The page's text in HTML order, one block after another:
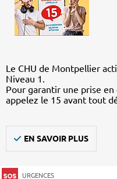
Le CHU de Montpellier
Niveau 1.
Pour garantir une prise en
appelez le 15 avant tout
EN SAVOIR PLUS
URGENCES